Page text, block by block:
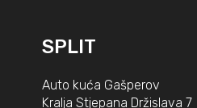
SPLIT
Auto kuća Gašperov
Kralja Stjepana Držislava 7